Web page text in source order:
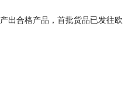
出合格产品，首批货品已发往欧